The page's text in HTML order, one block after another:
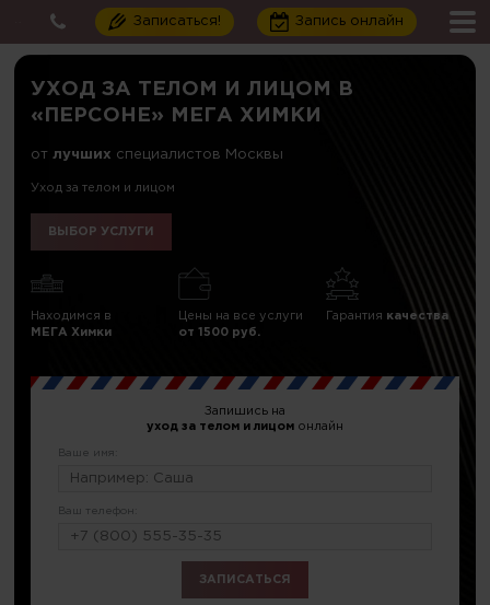
Записаться! Запись онлайн
УХОД ЗА ТЕЛОМ И ЛИЦОМ В
«ПЕРСОНЕ» МЕГА ХИМКИ
от лучших специалистов Москвы
Уход за телом и лицом
ВЫБОР УСЛУГИ
Находимся в
МЕГА Химки
Цены на все услуги
от 1500 руб.
Гарантия качества
Запишись на
уход за телом и лицом онлайн
Ваше имя:
Ваш телефон: